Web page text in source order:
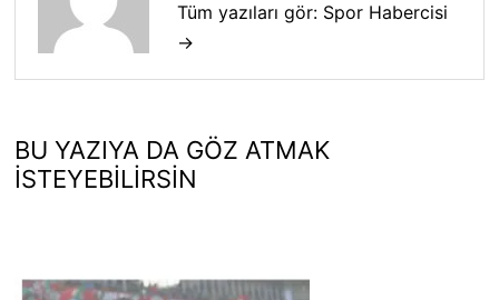
Tüm yazıları gör: Spor Habercisi
→
BU YAZIYA DA GÖZ ATMAK
İSTEYEBILIRSIN